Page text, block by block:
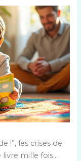
!”, les crises de
mille fois…